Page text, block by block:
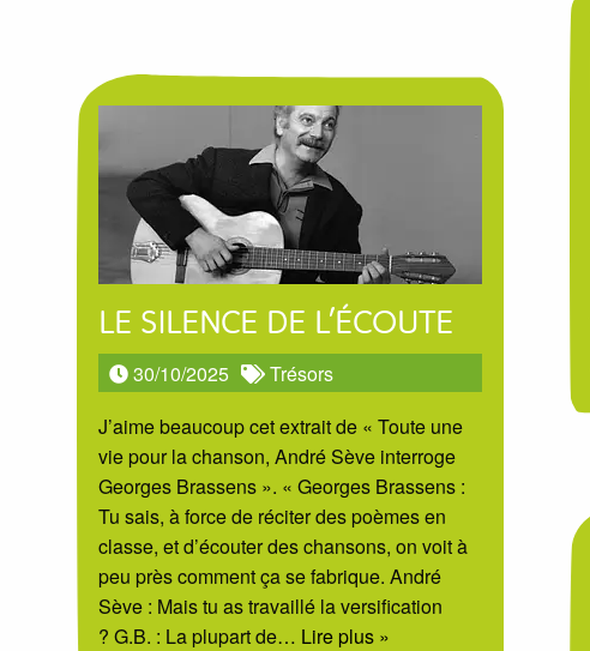
LE SILENCE DE L’ÉCOUTE
30/10/2025
Trésors
J’aime beaucoup cet extrait de « Toute une
vie pour la chanson, André Sève interroge
Georges Brassens ». « Georges Brassens :
Tu sais, à force de réciter des poèmes en
classe, et d’écouter des chansons, on voit à
peu près comment ça se fabrique. André
Sève : Mais tu as travaillé la versification
? G.B. : La plupart de… Lire plus »